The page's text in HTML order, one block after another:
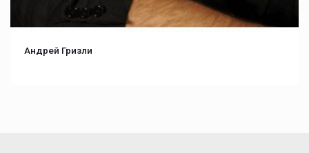
Андрей Гризли